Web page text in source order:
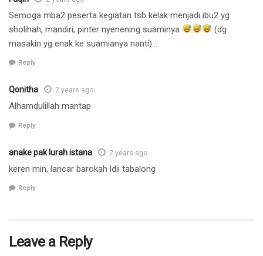
Semoga mba2 peserta kegiatan tsb kelak menjadi ibu2 yg
sholihah, mandiri, pinter nyenening suaminya
(dg
masakin yg enak ke suamianya nanti)…
Reply
Qonitha 2 years ago
Alhamdulillah mantap
Reply
anake pak lurah istana 2 years ago
keren min, lancar barokah ldii tabalong
Reply
Leave a Reply